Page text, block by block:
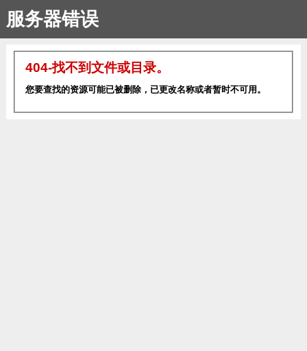
服务器错误
404-找不到文件或目录。
您要查找的资源可能已被删除，已更改名称或者暂时不可用。